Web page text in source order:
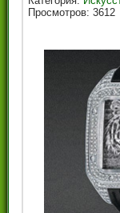
Просмотров: 3612